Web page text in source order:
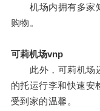
机场内拥有多家知
购物。
可莉机场vnp
此外，可莉机场还
的托运行李和快速安
受到家的温馨。